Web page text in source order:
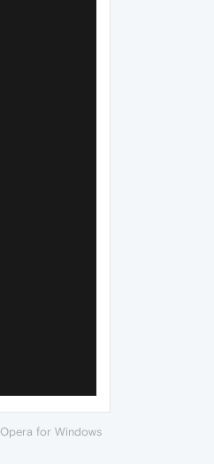
Opera for Windows